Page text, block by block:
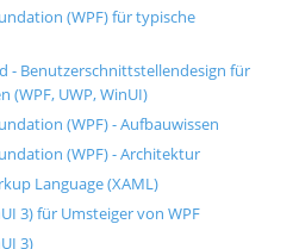
(WPF) für typische
- Benutzerschnittstellendesign für
(WPF, UWP, WinUI)
(WPF) - Aufbauwissen
(WPF) - Architektur
Language (XAML)
3) für Umsteiger von WPF
3)